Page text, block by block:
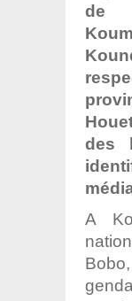
de
des
A